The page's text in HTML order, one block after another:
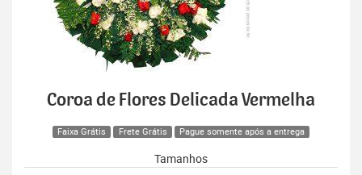
Coroa de Flores Delicada Vermelha
Faixa Grátis Frete Grátis Pague somente após a entrega
Tamanhos